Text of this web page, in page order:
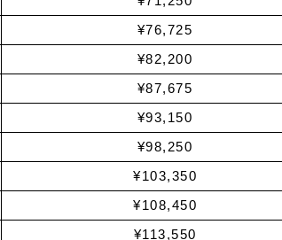
¥76,725
¥82,200
¥87,675
¥93,150
¥98,250
¥103,350
¥108,450
¥113,550